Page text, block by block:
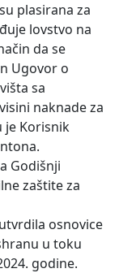
plasirana za
lovstvo na
da se
Ugovor o
sa
naknade za
je Korisnik
Godišnji
zaštite za
osnovice
u toku
godine.